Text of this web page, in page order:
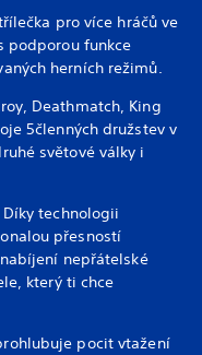
pro více hráčů ve
podporou funkce
herních režimů.
Deathmatch, King
5členných družstev v
světové války i
Díky technologii
přesností
nepřátelské
který ti chce
pocit vtažení